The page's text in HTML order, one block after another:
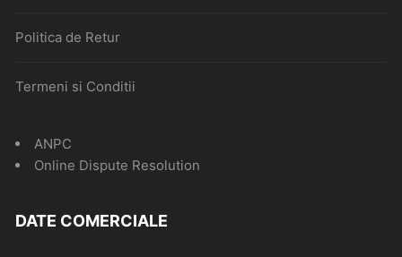
Politica de Retur
Termeni si Conditii
ANPC
Online Dispute Resolution
DATE COMERCIALE